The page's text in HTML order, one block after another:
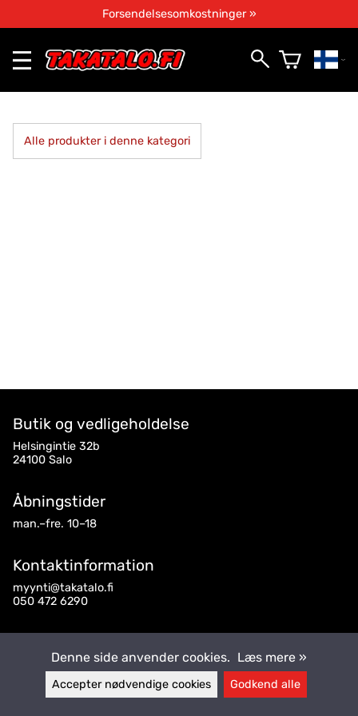
Forsendelsesomkostninger »
Alle produkter i denne kategori
Butik og vedligeholdelse
Helsingintie 32b
24100 Salo
Åbningstider
man.–fre. 10–18
Kontaktinformation
myynti@takatalo.fi
050 472 6290
Denne side anvender cookies. Læs mere »
Accepter nødvendige cookies Godkend alle